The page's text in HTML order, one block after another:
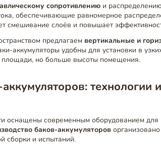
сопротивлению и
обеспечивающие равномерное
смешивание слоёв и повышает
предлагаем вертикальные и
аккумуляторы удобны для установки в
но больше высоты помещения.
технологии
оснащены современным оборудованием для
баков-аккумуляторов
сборки и испытаний.